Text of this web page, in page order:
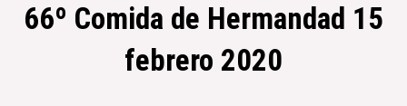
66º Comida de Hermandad 15
febrero 2020